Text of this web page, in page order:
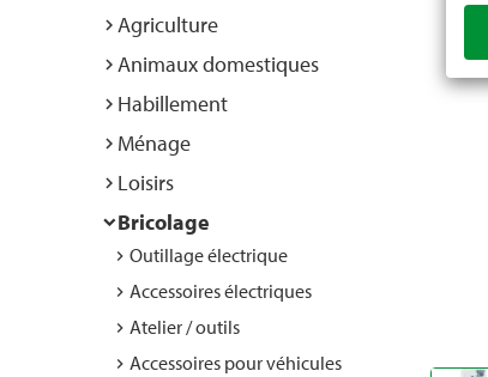
Agriculture
Animaux domestiques
Habillement
Ménage
Loisirs
Bricolage
Outillage électrique
Accessoires électriques
Atelier / outils
Accessoires pour véhicules